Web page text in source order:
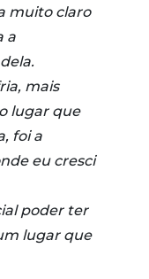
muito claro
a
mais
lugar que
foi a
eu cresci
poder ter
lugar que